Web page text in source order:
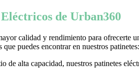
de Urban360
calidad y rendimiento para ofrecerte
puedes encontrar en nuestros patinetes:
de alta capacidad, nuestros patinetes